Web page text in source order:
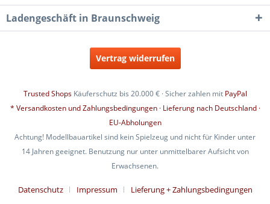
Ladengeschäft in Braunschweig
Vertrag widerrufen
Trusted ShopsKäuferschutz bis 20.000 € · Sicher zahlen mit PayPal
* Versandkosten und Zahlungsbedingungen · Lieferung nach Deutschland ·
EU-Abholungen
Achtung! Modellbauartikel sind kein Spielzeug und nicht für Kinder unter
14 Jahren geeignet. Benutzung nur unter unmittelbarer Aufsicht von
Erwachsenen.
Datenschutz Impressum Lieferung + Zahlungsbedingungen